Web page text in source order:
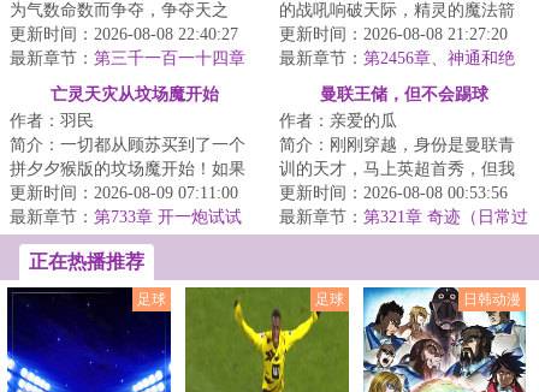
为气数命数而争夺，争夺天之
运，臣之运，道之运，争为人上
人，但求长生不死...
更新时间：2026-08-08 22:40:27
最新章节： 第三千一百一十四章
孙坚的托付
的战吼响破天际，精灵的魔法箭
矢穿破钢铁洪流而至，矮人的重
炮以咆哮彰显着...
更新时间：2026-08-08 21:27:20
最新章节： 第2456章、神通和绝
亡灵天灾从坟场魔开始
作者：羽民
简介：一切都从顾苏买到了一个
拼夕夕猴版的坟场魔开始！如果
不想死在游戏里，就要想办法拼
命！拾荒、战斗...
更新时间：2026-08-09 07:11:00
最新章节： 第733章 开一炮试试
（求订阅）
曼联王储，但不会踢球
作者：亲爱的瓜
简介：刚刚穿越，身份是曼联青
训的天才，马上英超首秀，但我
不会踢球啊，怎么办？在线等，
很急！...
更新时间：2026-08-08 00:53:56
最新章节： 第321章 奇迹（日常过
正在热播推荐
足球 足球 日韩动漫